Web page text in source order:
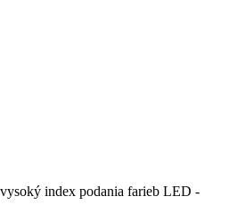
index podania farieb LED -